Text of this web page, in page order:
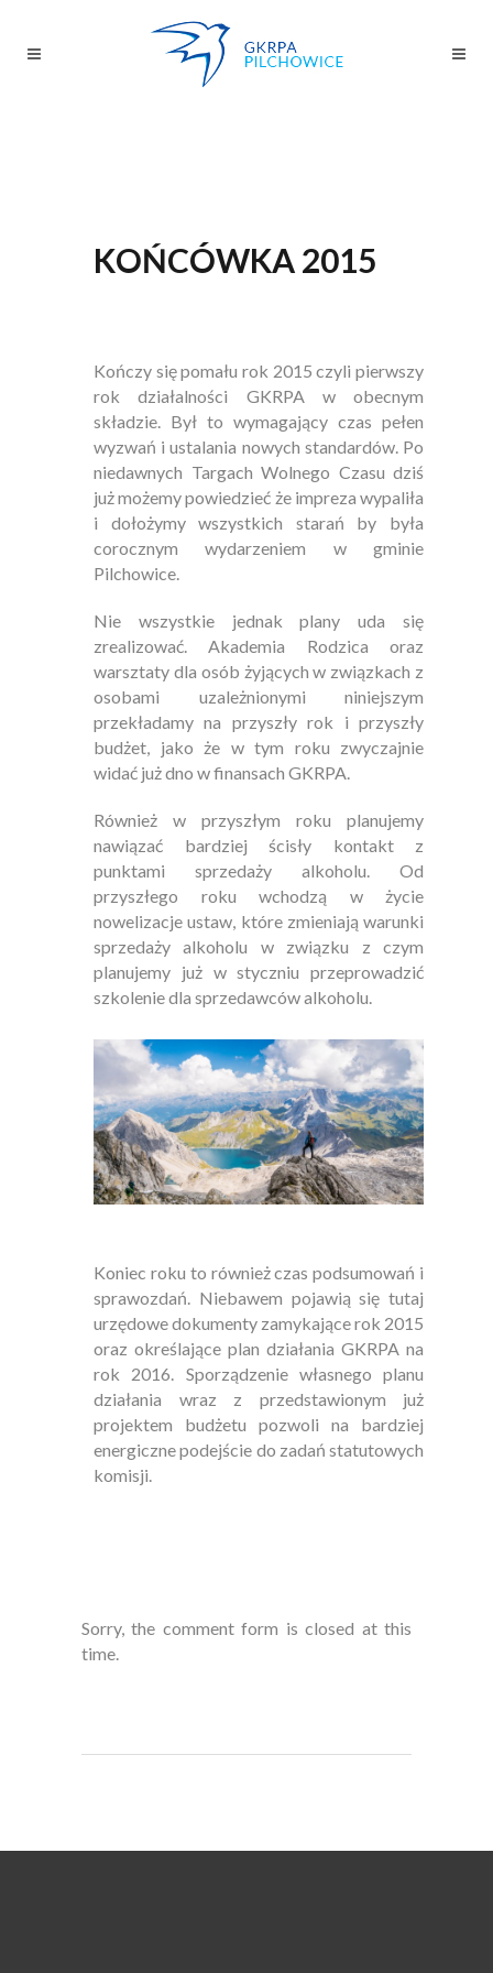
KOŃCÓWKA 2015
Kończy się pomału rok 2015 czyli pierwszy
rok działalności GKRPA w obecnym
składzie. Był to wymagający czas pełen
wyzwań i ustalania nowych standardów. Po
niedawnych Targach Wolnego Czasu dziś
już możemy powiedzieć że impreza wypaliła
i dołożymy wszystkich starań by była
corocznym wydarzeniem w gminie
Pilchowice.
Nie wszystkie jednak plany uda się
zrealizować. Akademia Rodzica oraz
warsztaty dla osób żyjących w związkach z
osobami uzależnionymi niniejszym
przekładamy na przyszły rok i przyszły
budżet, jako że w tym roku zwyczajnie
widać już dno w finansach GKRPA.
Również w przyszłym roku planujemy
nawiązać bardziej ścisły kontakt z
punktami sprzedaży alkoholu. Od
przyszłego roku wchodzą w życie
nowelizacje ustaw, które zmieniają warunki
sprzedaży alkoholu w związku z czym
planujemy już w styczniu przeprowadzić
szkolenie dla sprzedawców alkoholu.
Koniec roku to również czas podsumowań i
sprawozdań. Niebawem pojawią się tutaj
urzędowe dokumenty zamykające rok 2015
oraz określające plan działania GKRPA na
rok 2016. Sporządzenie własnego planu
działania wraz z przedstawionym już
projektem budżetu pozwoli na bardziej
energiczne podejście do zadań statutowych
komisji.
Sorry, the comment form is closed at this
time.